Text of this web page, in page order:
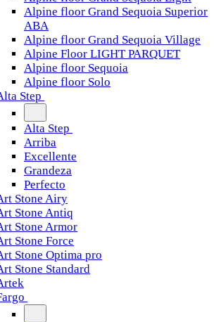
Alpine floor Grand Sequoia Superior
ABA
Alpine floor Grand Sequoia Village
Alpine Floor LIGHT PARQUET
Alpine floor Sequoia
Alpine floor Solo
Step
Alta Step
Arriba
Excellente
Grandeza
Perfecto
Stone Airy
Stone Antiq
Stone Armor
Stone Force
Stone Optima pro
Stone Standard